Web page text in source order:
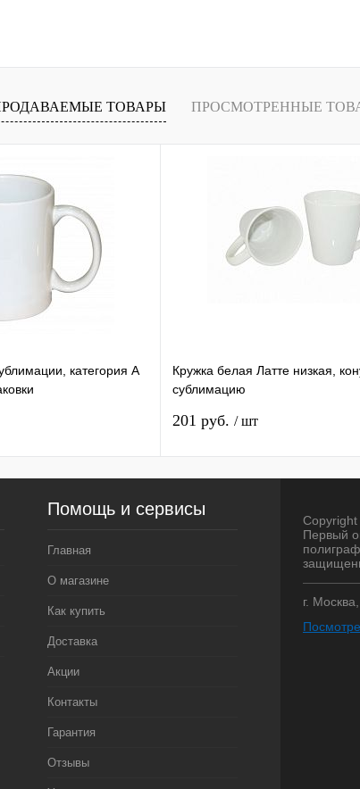
Сравнение
ТОВАРЫ ПРОСМОТРЕННЫЕ
категория А
Кружка белая Латте низкая,
сублимацию
201 руб. / шт
Помощь и сервисы
Главная
О магазине
Как купить
Доставка
Акции
Контакты
Гарантия
Отзывы
Первый
г.